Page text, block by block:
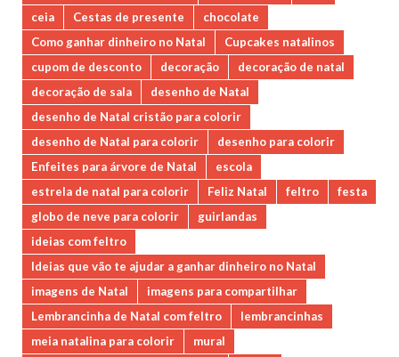
ceia
Cestas de presente
chocolate
Como ganhar dinheiro no Natal
Cupcakes natalinos
cupom de desconto
decoração
decoração de natal
decoração de sala
desenho de Natal
desenho de Natal cristão para colorir
desenho de Natal para colorir
desenho para colorir
Enfeites para árvore de Natal
escola
estrela de natal para colorir
Feliz Natal feltro
festa
globo de neve para colorir
guirlandas
ideias com feltro
Ideias que vão te ajudar a ganhar dinheiro no Natal
imagens de Natal
imagens para compartilhar
Lembrancinha de Natal com feltro
lembrancinhas
meia natalina para colorir
mural